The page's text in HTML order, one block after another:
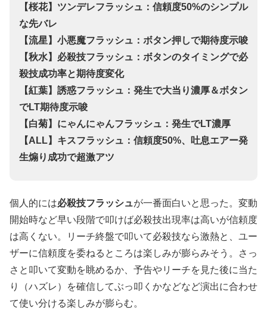
【桜花】ツンデレフラッシュ：信頼度50%のシンプル
な先バレ
【流星】小悪魔フラッシュ：ボタン押しで期待度示唆
【秋水】必殺技フラッシュ：ボタンのタイミングで必
殺技成功率と期待度変化
【紅葉】誘惑フラッシュ：発生で大当り濃厚＆ボタン
でLT期待度示唆
【白菊】にゃんにゃんフラッシュ：発生でLT濃厚
【ALL】キスフラッシュ：信頼度50%、吐息エアー発
生煽り成功で超激アツ
個人的には必殺技フラッシュが一番面白いと思った。変動
開始時など早い段階で叩けば必殺技出現率は高いが信頼度
は高くない。リーチ終盤で叩いて必殺技なら激熱と、ユー
ザーに信頼度を委ねるところは楽しみが膨らみそう。さっ
さと叩いて変動を眺めるか、予告やリーチを見た後に当た
り（ハズレ）を確信してぶっ叩くかなどなど演出に合わせ
て使い分ける楽しみが膨らむ。